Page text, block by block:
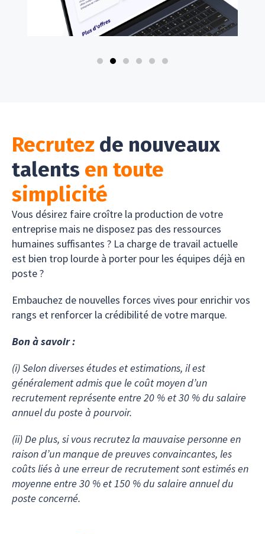
Recrutez de nouveaux
talents en toute
simplicité
Vous désirez faire croître la production de votre
entreprise mais ne disposez pas des ressources
humaines suffisantes ? La charge de travail actuelle
est bien trop lourde à porter pour les équipes déjà en
poste ?
Embauchez de nouvelles forces vives pour enrichir vos
rangs et renforcer la crédibilité de votre marque.
Bon à savoir :
(i) Selon diverses études et estimations, il est
généralement admis que le coût moyen d’un
recrutement représente entre 20 % et 30 % du salaire
annuel du poste à pourvoir.
(ii) De plus, si vous recrutez la mauvaise personne en
raison d’un manque de preuves convaincantes, les
coûts liés à une erreur de recrutement sont estimés en
moyenne entre 30 % et 150 % du salaire annuel du
poste concerné.